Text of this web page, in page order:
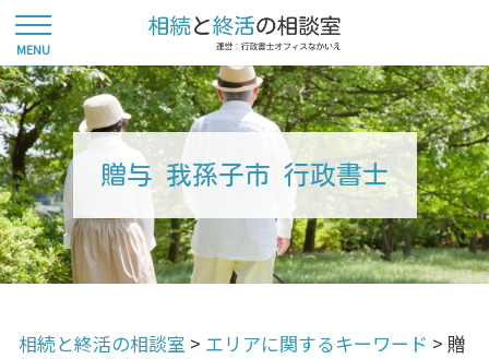
贈与 我孫子市 行政書士
相続と終活の相談室 > エリアに関するキーワード > 贈